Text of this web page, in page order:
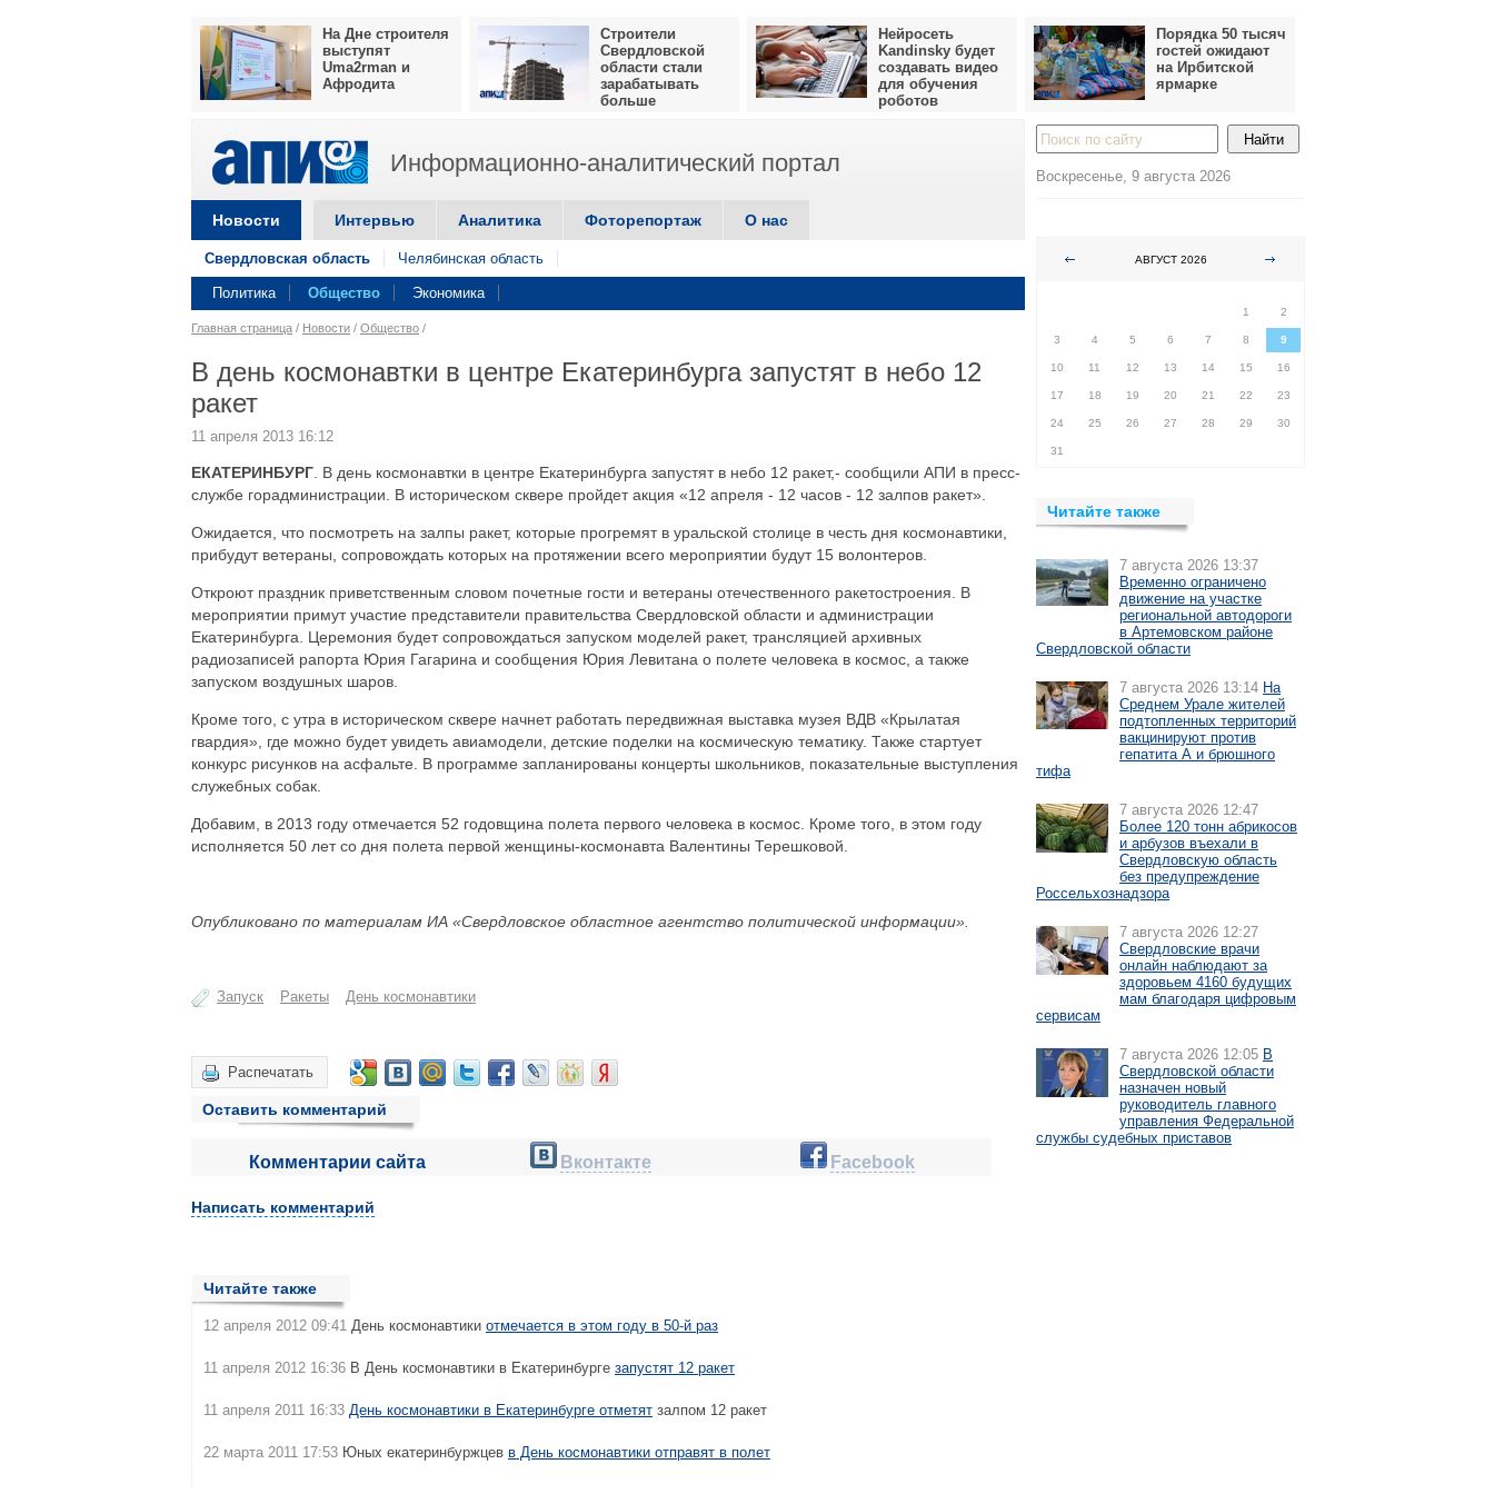
На Дне строителя
выступят
Uma2rman и
Афродита
Строители
Свердловской
области стали
зарабатывать
больше
Нейросеть
Kandinsky будет
создавать видео
для обучения
роботов
Порядка 50 тысяч
гостей ожидают
на Ирбитской
ярмарке
Информационно-аналитический портал
Новости Интервью Аналитика Фоторепортаж О нас
Свердловская область Челябинская область
Политика Общество Экономика
Главная страница / Новости / Общество /
В день космонавтки в центре Екатеринбурга запустят в небо 12
ракет
11 апреля 2013 16:12
ЕКАТЕРИНБУРГ . В день космонавтки в центре Екатеринбурга запустят в небо 12 ракет,- сообщили АПИ в пресс-
службе горадминистрации. В историческом сквере пройдет акция «12 апреля - 12 часов - 12 залпов ракет».
Ожидается, что посмотреть на залпы ракет, которые прогремят в уральской столице в честь дня космонавтики,
прибудут ветераны, сопровождать которых на протяжении всего мероприятии будут 15 волонтеров.
Откроют праздник приветственным словом почетные гости и ветераны отечественного ракетостроения. В
мероприятии примут участие представители правительства Свердловской области и администрации
Екатеринбурга. Церемония будет сопровождаться запуском моделей ракет, трансляцией архивных
радиозаписей рапорта Юрия Гагарина и сообщения Юрия Левитана о полете человека в космос, а также
запуском воздушных шаров.
Кроме того, с утра в историческом сквере начнет работать передвижная выставка музея ВДВ «Крылатая
гвардия», где можно будет увидеть авиамодели, детские поделки на космическую тематику. Также стартует
конкурс рисунков на асфальте. В программе запланированы концерты школьников, показательные выступления
служебных собак.
Добавим, в 2013 году отмечается 52 годовщина полета первого человека в космос. Кроме того, в этом году
исполняется 50 лет со дня полета первой женщины-космонавта Валентины Терешковой.
Опубликовано по материалам ИА «Свердловское областное агентство политической информации».
Запуск Ракеты День космонавтики
Распечатать
Оставить комментарий
Комментарии сайта Вконтакте Facebook
Написать комментарий
Читайте также
12 апреля 2012 09:41 День космонавтики отмечается в этом году в 50-й раз
11 апреля 2012 16:36 В День космонавтики в Екатеринбурге запустят 12 ракет
11 апреля 2011 16:33 День космонавтики в Екатеринбурге отметят залпом 12 ракет
22 марта 2011 17:53 Юных екатеринбуржцев в День космонавтики отправят в полет
Воскресенье, 9 августа 2026
АВГУСТ 2026
1
2
3 4 5 6 7 8 9
10 11 12 13 14 15 16
17 18 19 20 21 22 23
24 25 26 27 28 29 30
31
Читайте также
7 августа 2026 13:37
Временно ограничено
движение на участке
региональной автодороги
в Артемовском районе
Свердловской области
7 августа 2026 13:14 На
Среднем Урале жителей
подтопленных территорий
вакцинируют против
гепатита А и брюшного
тифа
7 августа 2026 12:47
Более 120 тонн абрикосов
и арбузов въехали в
Свердловскую область
без предупреждение
Россельхознадзора
7 августа 2026 12:27
Свердловские врачи
онлайн наблюдают за
здоровьем 4160 будущих
мам благодаря цифровым
сервисам
7 августа 2026 12:05 В
Свердловской области
назначен новый
руководитель главного
управления Федеральной
службы судебных приставов